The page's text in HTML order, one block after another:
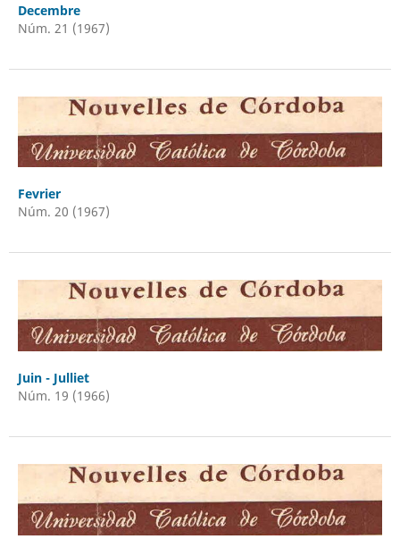
Decembre
Núm. 21 (1967)
Fevrier
Núm. 20 (1967)
Juin - Julliet
Núm. 19 (1966)